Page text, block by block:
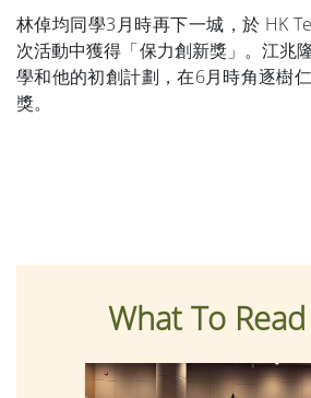
林倬均同學3月時再下一城，於 HK
次活動中獲得「保力創新獎」。江兆
學和他的初創計劃，在6月時角逐樹
獎。
What To